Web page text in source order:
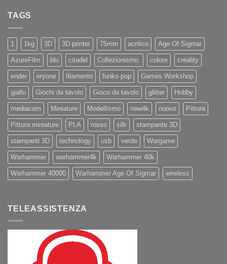
TAGS
1 1kg 3D 3D printer 75mm acrilico Age Of Sigmar
AzureFilm blu citadel Collezionismo. colore creality
ender eryone filamento funko pop Games Workshop
giallo Giochi da tavolo Gioco da tavolo glitter Hobby
mediacom Miniature Modellismo new4k nuovo Pittura
Pittura miniature PLA rosso silk stampante 3D
stampanti 3D technology usb verde Wargame
Warhammer warhammer4k Warhammer 40k
Warhammer 40000 Warhammer Age Of Sigmar wireless
TELEASSISTENZA